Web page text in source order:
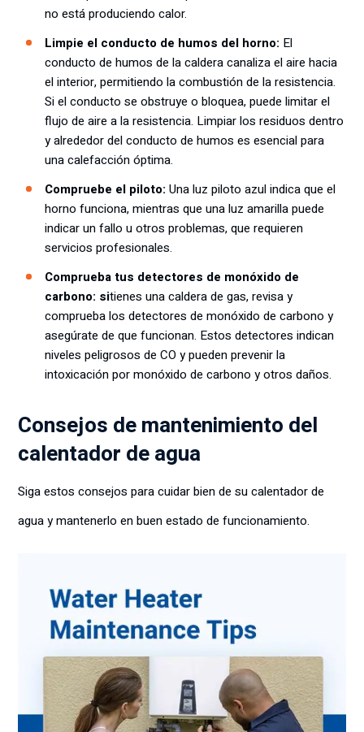
no está produciendo calor.
Limpie el conducto de humos del horno: El
conducto de humos de la caldera canaliza el aire hacia
el interior, permitiendo la combustión de la resistencia.
Si el conducto se obstruye o bloquea, puede limitar el
flujo de aire a la resistencia. Limpiar los residuos dentro
y alrededor del conducto de humos es esencial para
una calefacción óptima.
Compruebe el piloto: Una luz piloto azul indica que el
horno funciona, mientras que una luz amarilla puede
indicar un fallo u otros problemas, que requieren
servicios profesionales.
Comprueba tus detectores de monóxido de
carbono: sitienes una caldera de gas, revisa y
comprueba los detectores de monóxido de carbono y
asegúrate de que funcionan. Estos detectores indican
niveles peligrosos de CO y pueden prevenir la
intoxicación por monóxido de carbono y otros daños.
Consejos de mantenimiento del
calentador de agua
Siga estos consejos para cuidar bien de su calentador de
agua y mantenerlo en buen estado de funcionamiento.